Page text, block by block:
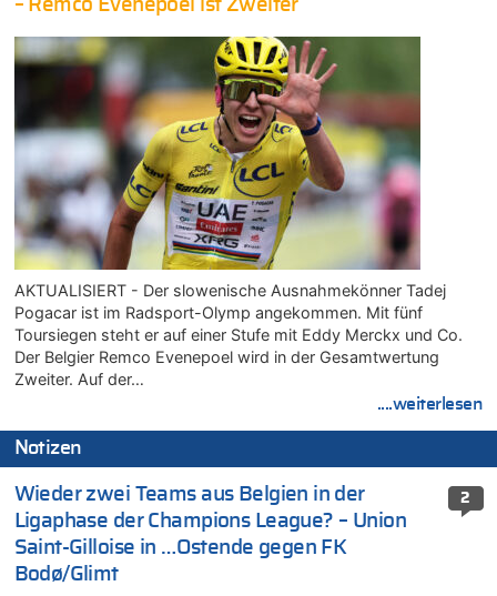
– Remco Evenepoel ist Zweiter
AKTUALISIERT - Der slowenische Ausnahmekönner Tadej
Pogacar ist im Radsport-Olymp angekommen. Mit fünf
Toursiegen steht er auf einer Stufe mit Eddy Merckx und Co.
Der Belgier Remco Evenepoel wird in der Gesamtwertung
Zweiter. Auf der…
....weiterlesen
Notizen
2
Wieder zwei Teams aus Belgien in der
Ligaphase der Champions League? – Union
Saint-Gilloise in …Ostende gegen FK
Bodø/Glimt